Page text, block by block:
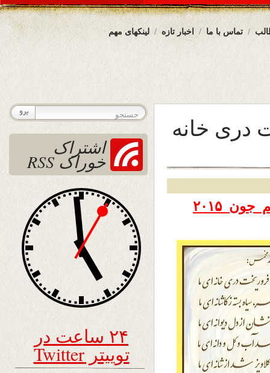
لینکهای مهم اخبار تازه تماس با ما
خانه
تاریخ نشر دوشنبه ۱۸جوزا ۱۳۹۴ – هشتم جون ۲۰۱۵
اشتراک
خوراک RSS
۲۴ ساعت در
توییتر Twitter